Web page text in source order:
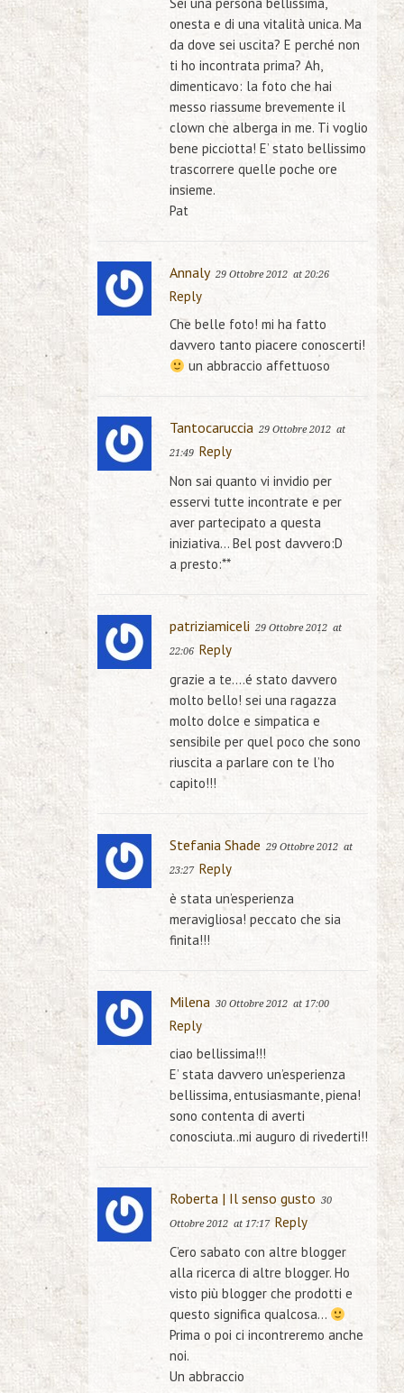
Sei una persona bellissima,
onesta e di una vitalità unica. Ma
da dove sei uscita? E perché non
ti ho incontrata prima? Ah,
dimenticavo: la foto che hai
messo riassume brevemente il
clown che alberga in me. Ti voglio
bene picciotta! E’ stato bellissimo
trascorrere quelle poche ore
insieme.
Pat
Annaly 29 Ottobre 2012 at 20:26
Reply
Che belle foto! mi ha fatto
davvero tanto piacere conoscerti!
un abbraccio affettuoso
Tantocaruccia 29 Ottobre 2012 at
21:49 Reply
Non sai quanto vi invidio per
esservi tutte incontrate e per
aver partecipato a questa
iniziativa… Bel post davvero:D
a presto:**
patriziamiceli 29 Ottobre 2012 at
22:06 Reply
grazie a te….é stato davvero
molto bello! sei una ragazza
molto dolce e simpatica e
sensibile per quel poco che sono
riuscita a parlare con te l’ho
capito!!!
Stefania Shade 29 Ottobre 2012 at
23:27 Reply
è stata un’esperienza
meravigliosa! peccato che sia
finita!!!
Milena 30 Ottobre 2012 at 17:00
Reply
ciao bellissima!!!
E’ stata davvero un’esperienza
bellissima, entusiasmante, piena!
sono contenta di averti
conosciuta..mi auguro di rivederti!!
Roberta | Il senso gusto 30
Ottobre 2012 at 17:17 Reply
C’ero sabato con altre blogger
alla ricerca di altre blogger. Ho
visto più blogger che prodotti e
questo significa qualcosa…
Prima o poi ci incontreremo anche
noi.
Un abbraccio